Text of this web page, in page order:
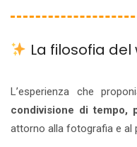
La filosofia
L’esperienza che
condivisione di tempo,
attorno alla fotografia e al